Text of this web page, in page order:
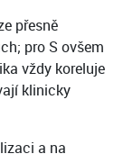
přesně
pro S ovšem
vždy koreluje
klinicky
a na